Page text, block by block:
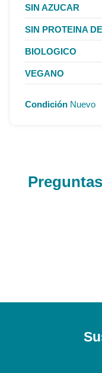
SIN AZUCAR
SIN PROTEINA
BIOLOGICO
VEGANO
Condición Nuevo